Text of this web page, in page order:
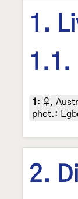
1.
1.1.
1 : ♀,
phot.:
2.